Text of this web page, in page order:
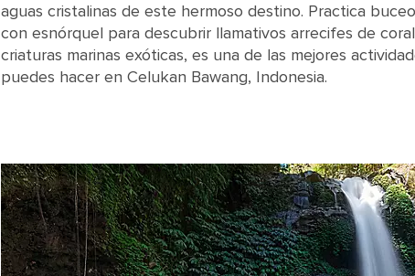
aguas cristalinas de este hermoso destino. Practica
con esnórquel para descubrir llamativos arrecifes de
criaturas marinas exóticas, es una de las mejores
puedes hacer en Celukan Bawang, Indonesia.